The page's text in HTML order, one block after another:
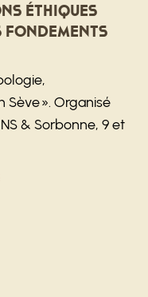
éthiques
fondements
Sève ». Organisé
& Sorbonne, 9 et